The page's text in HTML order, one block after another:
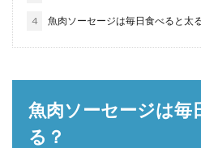
4 魚肉ソーセージは毎日食べると太
魚肉ソーセージは毎
る？